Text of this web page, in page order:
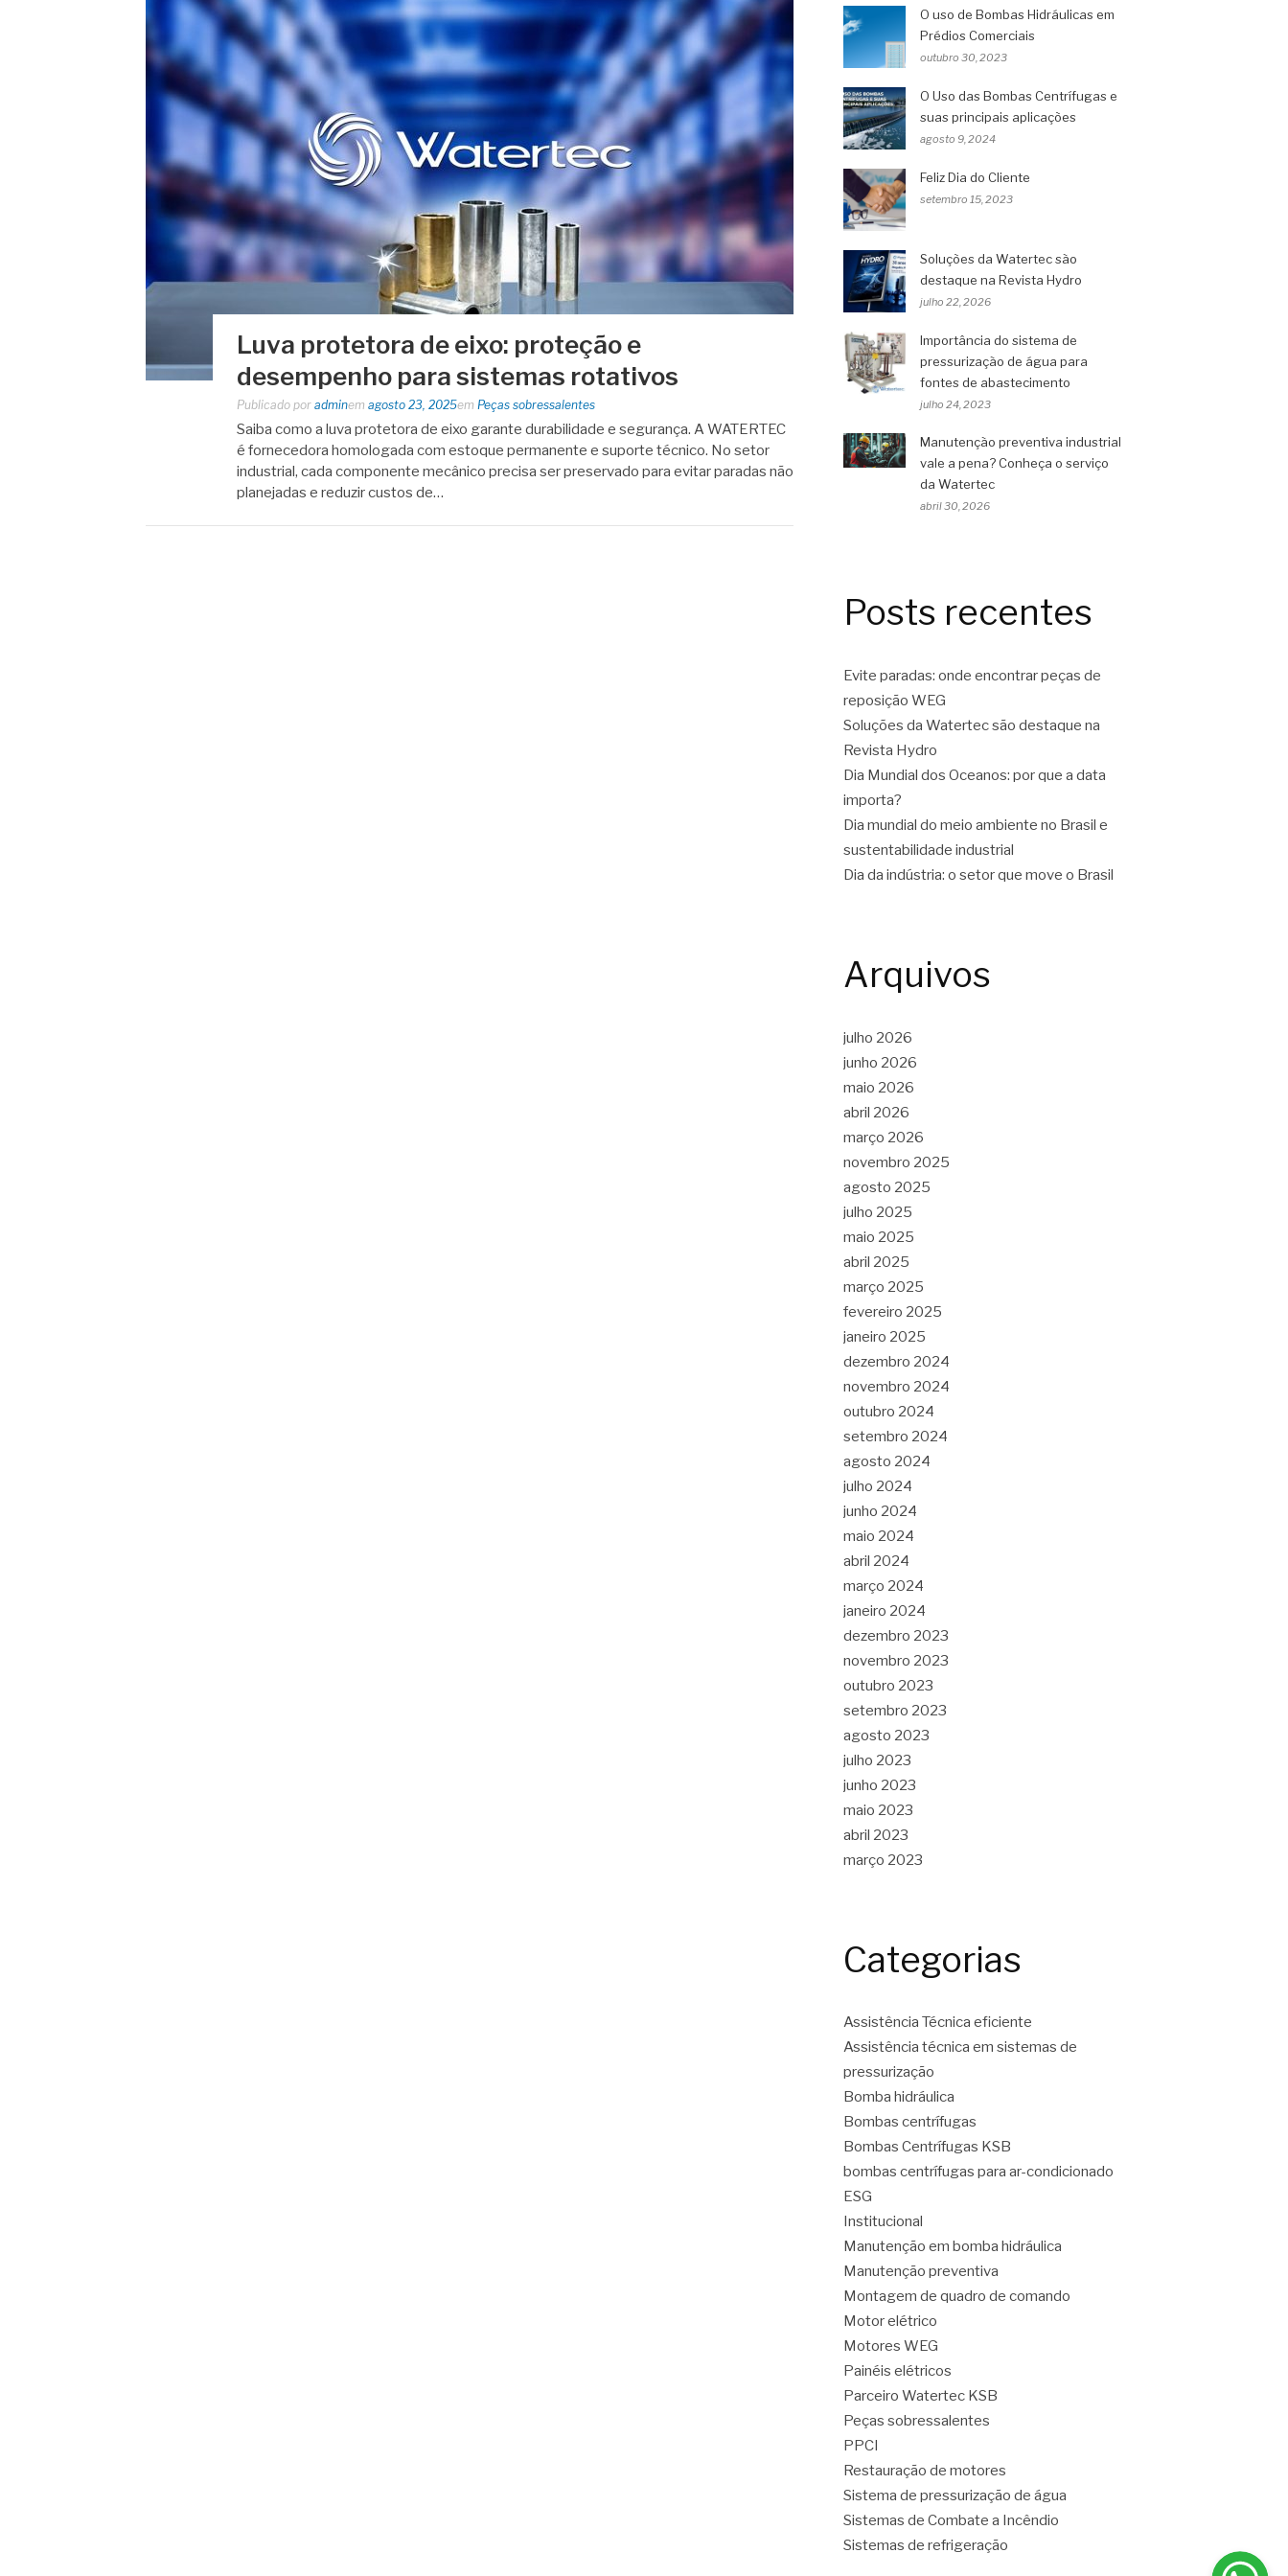
Luva protetora de eixo: proteção e
desempenho para sistemas rotativos
Publicado por adminem agosto 23, 2025em Peças sobressalentes
Saiba como a luva protetora de eixo garante durabilidade e segurança. A WATERTEC
é fornecedora homologada com estoque permanente e suporte técnico. No setor
industrial, cada componente mecânico precisa ser preservado para evitar paradas não
planejadas e reduzir custos de…
O uso de Bombas Hidráulicas em
Prédios Comerciais
outubro 30, 2023
O Uso das Bombas Centrífugas e
suas principais aplicações
agosto 9, 2024
Feliz Dia do Cliente
setembro 15, 2023
Soluções da Watertec são
destaque na Revista Hydro
julho 22, 2026
Importância do sistema de
pressurização de água para
fontes de abastecimento
julho 24, 2023
Manutenção preventiva industrial
vale a pena? Conheça o serviço
da Watertec
abril 30, 2026
Posts recentes
Evite paradas: onde encontrar peças de
reposição WEG
Soluções da Watertec são destaque na
Revista Hydro
Dia Mundial dos Oceanos: por que a data
importa?
Dia mundial do meio ambiente no Brasil e
sustentabilidade industrial
Dia da indústria: o setor que move o Brasil
Arquivos
julho 2026
junho 2026
maio 2026
abril 2026
março 2026
novembro 2025
agosto 2025
julho 2025
maio 2025
abril 2025
março 2025
fevereiro 2025
janeiro 2025
dezembro 2024
novembro 2024
outubro 2024
setembro 2024
agosto 2024
julho 2024
junho 2024
maio 2024
abril 2024
março 2024
janeiro 2024
dezembro 2023
novembro 2023
outubro 2023
setembro 2023
agosto 2023
julho 2023
junho 2023
maio 2023
abril 2023
março 2023
Categorias
Assistência Técnica eficiente
Assistência técnica em sistemas de
pressurização
Bomba hidráulica
Bombas centrífugas
Bombas Centrífugas KSB
bombas centrífugas para ar-condicionado
ESG
Institucional
Manutenção em bomba hidráulica
Manutenção preventiva
Montagem de quadro de comando
Motor elétrico
Motores WEG
Painéis elétricos
Parceiro Watertec KSB
Peças sobressalentes
PPCI
Restauração de motores
Sistema de pressurização de água
Sistemas de Combate a Incêndio
Sistemas de refrigeração